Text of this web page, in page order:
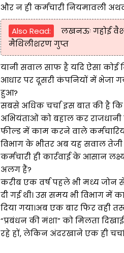
और न ही कर्मचारी नियमावली
Also Read:
लखनऊः गहोई
मैथिलीशरण गुप्त
यानी सवाल साफ है यदि ऐसा कोई
आधार पर दूसरी कंपनियों में भेजा
हुआ?
सबसे अधिक चर्चा इस बात की है कि
अभियंताओं को बहाल कर राजधानी
फील्ड में काम करने वाले
विभाग के भीतर अब यह सवाल
कर्मचारी ही कार्रवाई के आसान
अलग हैं?
करीब एक वर्ष पहले भी मध्य जोन
दी गई थी। उस समय भी विभाग में
दिया गया।अब एक बार फिर वही
“प्रबंधन की मंशा” को मिलता
रहे हों, लेकिन अंदरखाने एक ही